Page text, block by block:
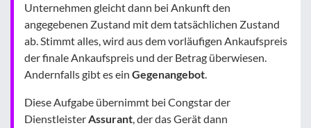
Unternehmen gleicht dann bei Ankunft den
angegebenen Zustand mit dem tatsächlichen Zustand
ab. Stimmt alles, wird aus dem vorläufigen Ankaufspreis
der finale Ankaufspreis und der Betrag überwiesen.
Andernfalls gibt es ein Gegenangebot.
Diese Aufgabe übernimmt bei Congstar der
DienstleisterAssurant, der das Gerät dann